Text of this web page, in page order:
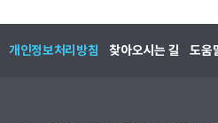
개인정보처리방침 찾아오시는 길 도움